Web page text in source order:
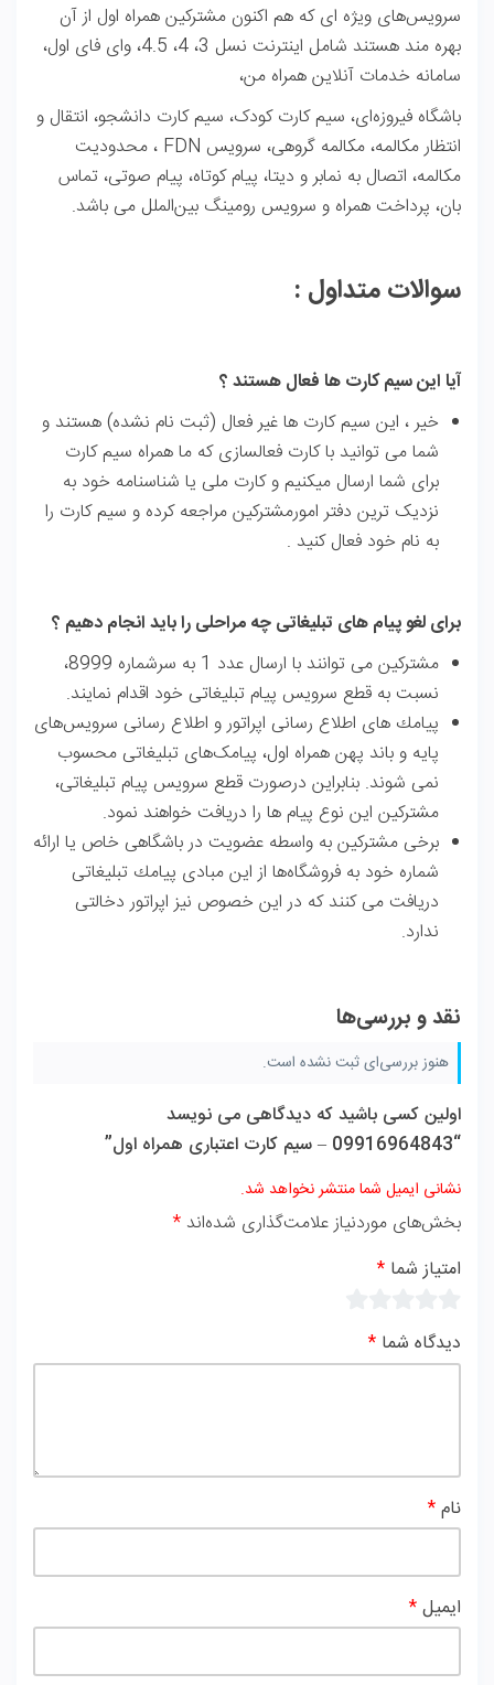
سرویس‌های ویژه ای که هم اکنون مشتركین همراه اول از آن
بهره مند هستند شامل اینترنت نسل 3، 4، 4.5، وای فای اول،
سامانه خدمات آنلاین همراه من،
باشگاه فیروزه‌ای، سیم کارت کودک، سیم کارت دانشجو، انتقال و
انتظار مكالمه، مکالمه گروهی، سرویس FDN ، محدودیت
مکالمه، اتصال به نمابر و دیتا، پیام کوتاه، پیام صوتی، تماس
بان، پرداخت همراه و سرویس رومینگ بین‌الملل ‌می باشد.
سوالات متداول :
آیا این سیم کارت ها فعال هستند ؟
خیر ، این سیم کارت ها غیر فعال (ثبت نام نشده) هستند و
شما می توانید با کارت فعالسازی که ما همراه سیم کارت
برای شما ارسال میکنیم و کارت ملی یا شناسنامه خود به
نزدیک ترین دفتر امورمشترکین مراجعه کرده و سیم کارت را
به نام خود فعال کنید .
برای لغو پیام های تبلیغاتی چه مراحلی را باید انجام دهیم ؟
مشترکین می توانند با ارسال عدد 1 به سرشماره 8999،
نسبت به قطع سرویس پیام تبلیغاتی خود اقدام نمایند.
پیامك های اطلاع رسانی اپراتور و اطلاع رسانی سرویس‌های
پایه و باند پهن همراه اول، پیامک‌های تبلیغاتی محسوب
نمی شوند. بنابراین درصورت قطع سرویس پیام تبلیغاتی،
مشترکین این نوع پیام ها را دریافت خواهند نمود.
برخی مشتركین به واسطه عضویت در باشگاهی خاص یا ارائه
شماره خود به فروشگاه‌ها از این مبادی پیامك تبلیغاتی
دریافت می كنند كه در این خصوص نیز اپراتور دخالتی
ندارد.
نقد و بررسی‌ها
هنوز بررسی‌ای ثبت نشده است.
اولین کسی باشید که دیدگاهی می نویسد
“09916964843 – سیم کارت اعتباری همراه اول”
نشانی ایمیل شما منتشر نخواهد شد.
بخش‌های موردنیاز علامت‌گذاری شده‌اند *
امتیاز شما *
دیدگاه شما *
نام*
ایمیل*